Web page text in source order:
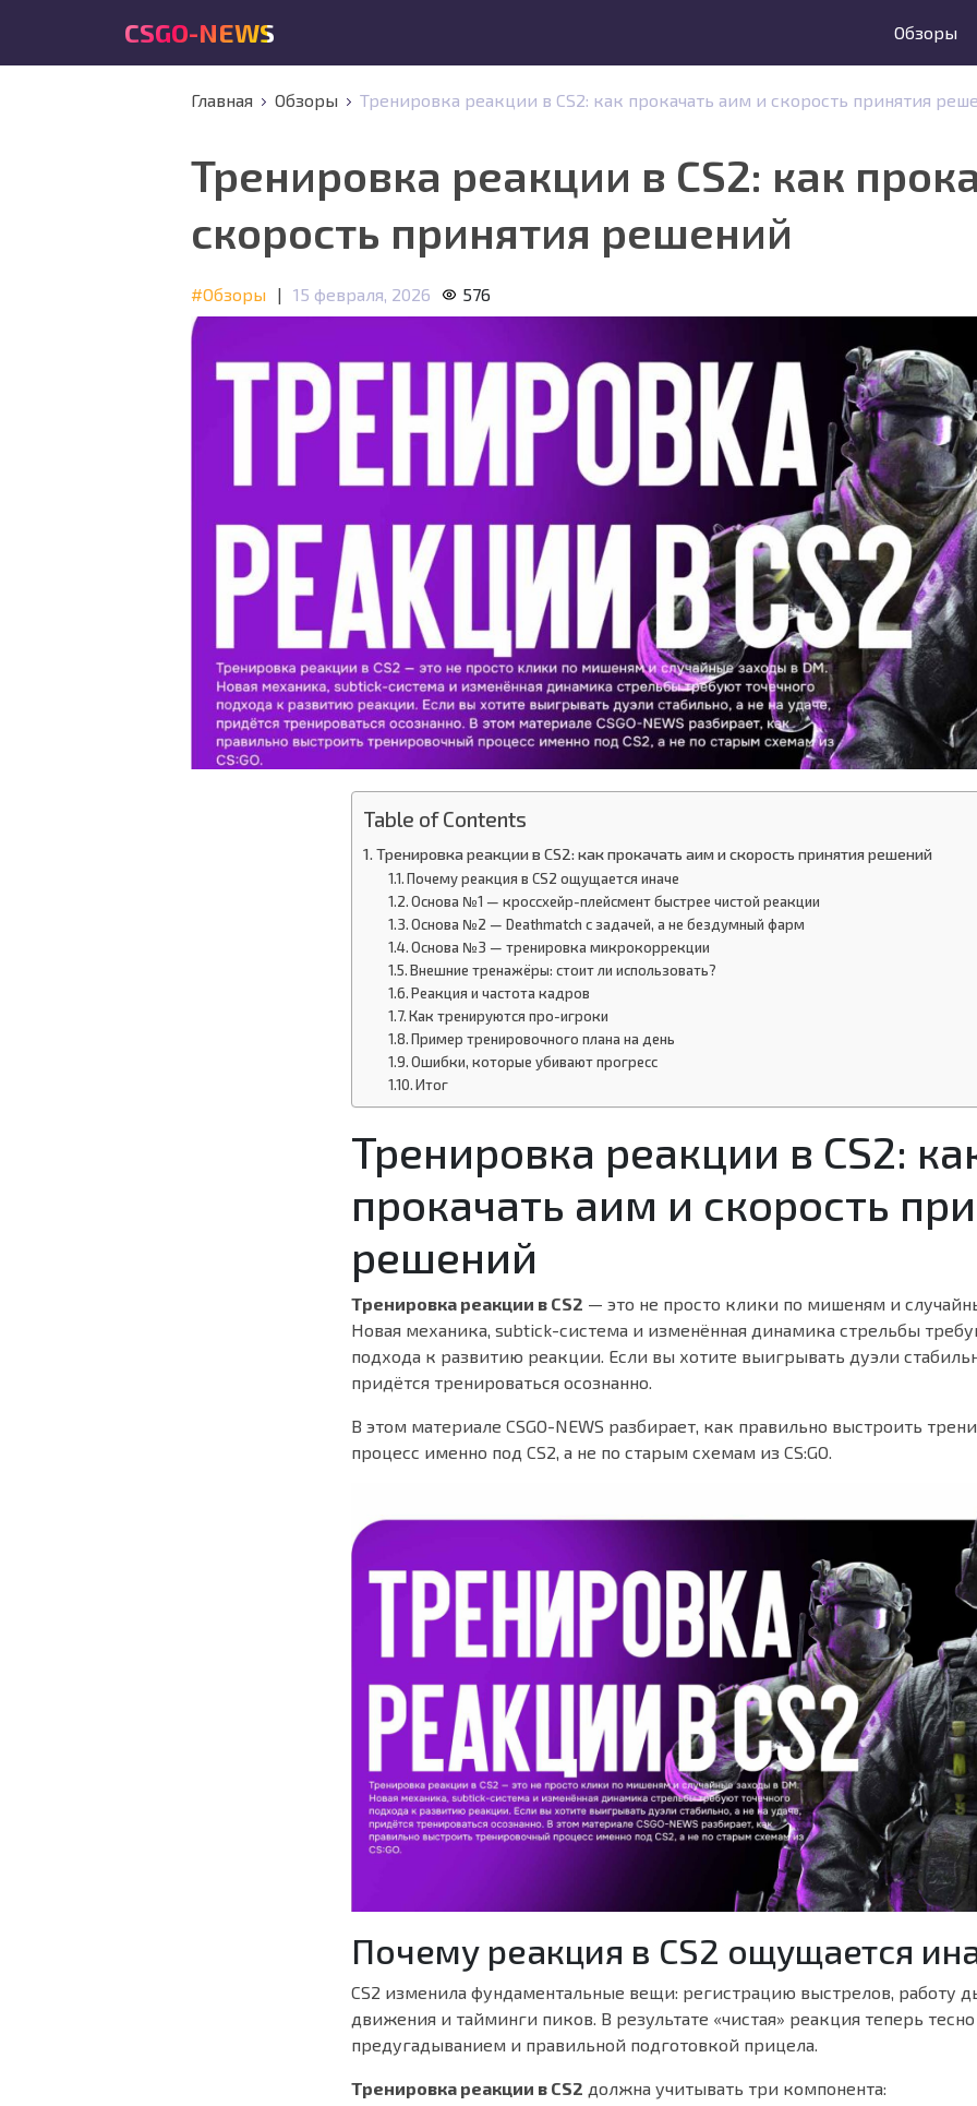
CSGO-NEWS Обзоры
Главная Обзоры Тренировка реакции в CS2: как прокачать аим и скорость принятия
Тренировка реакции в CS2: как
скорость принятия решений
#Обзоры | 15 февраля, 2026 576
Table of Contents
Тренировка реакции в CS2: как прокачать аим и скорость принятия решений
Почему реакция в CS2 ощущается иначе
Основа №1 — кроссхейр-плейсмент быстрее чистой реакции
Основа №2 — Deathmatch с задачей, а не бездумный фарм
Основа №3 — тренировка микрокоррекции
Внешние тренажёры: стоит ли использовать?
Реакция и частота кадров
Как тренируются про-игроки
Пример тренировочного плана на день
Ошибки, которые убивают прогресс
Итог
Тренировка реакции в CS2:
прокачать аим и скорость
решений
Тренировка реакции в CS2 — это не просто клики по мишеням и
Новая механика, subtick-система и изменённая динамика стрельбы
подхода к развитию реакции. Если вы хотите выигрывать дуэли
придётся тренироваться осознанно.
В этом материале CSGO-NEWS разбирает, как правильно выстроить
процесс именно под CS2, а не по старым схемам из CS:GO.
Почему реакция в CS2 ощущается
CS2 изменила фундаментальные вещи: регистрацию выстрелов, работу
движения и тайминги пиков. В результате «чистая» реакция теперь тесно
предугадыванием и правильной подготовкой прицела.
Тренировка реакции в CS2 должна учитывать три компонента: